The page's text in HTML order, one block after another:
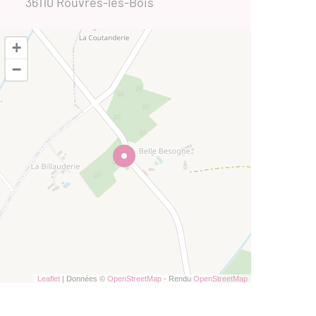
+
−
Leaflet | Données © OpenStreetMap - Rendu OpenStreetMap